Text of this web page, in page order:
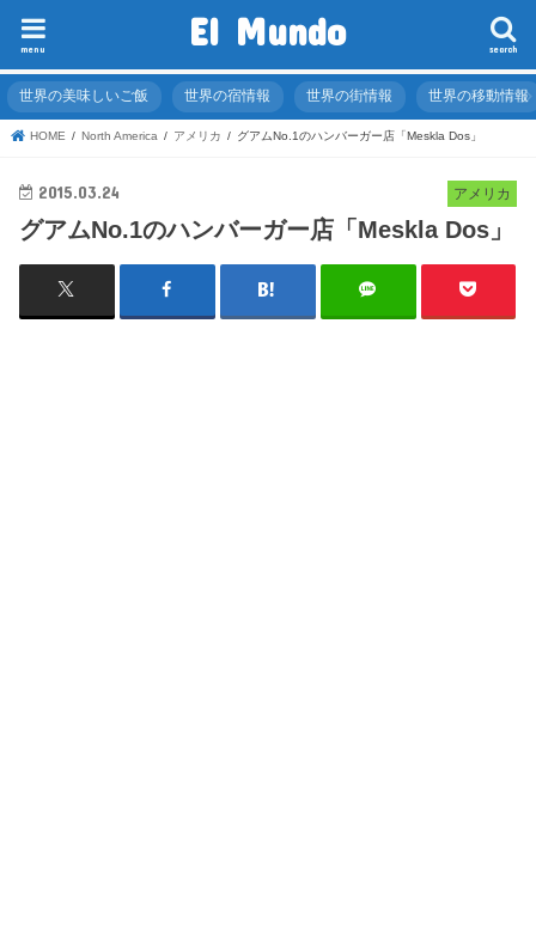
El Mundo search
menu
世界の美味しいご飯 世界の宿情報 世界の街情報 世界の移動情報
HOME North America アメリカ グアムNo.1のハンバーガー店「Meskla Dos」
アメリカ
2015.03.24
グアムNo.1のハンバーガー店「Meskla Dos」